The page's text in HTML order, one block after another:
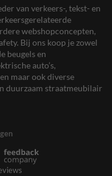
van verkeers-, tekst- en
webshopconcepten,
Bij ons koop je zowel
beugels en
auto’s,
maar ook diverse
duurzaam straatmeubilair